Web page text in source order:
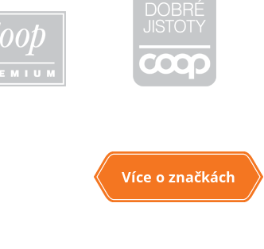
Více o značkách